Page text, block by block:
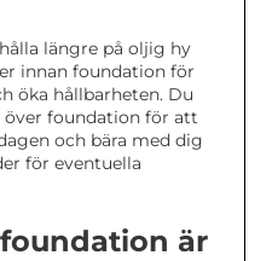
längre på oljig hy
innan foundation för
öka hållbarheten. Du
över foundation för att
och bära med dig
för eventuella
är